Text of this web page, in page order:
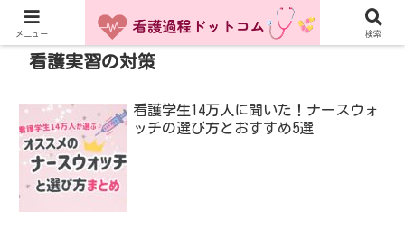
看護実習の対策
看護学生14万人に聞いた！ナースウォ
ッチの選び方とおすすめ5選
メニュー 検索